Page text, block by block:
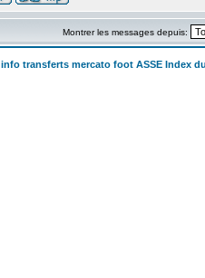
Montrer les messages depuis:
info transferts mercato foot ASSE Index